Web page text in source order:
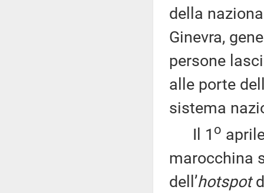
della
Ginevra,
persone
alle porte
sistema
Il 1 o
marocchina
dell’hotspot